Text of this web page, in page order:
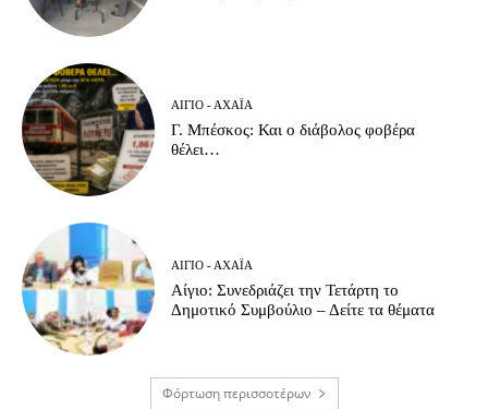
ΑΊΓΙΟ - ΑΧΑΪ́Α
Γ. Μπέσκος: Και ο διάβολος φοβέρα
θέλει…
ΑΊΓΙΟ - ΑΧΑΪ́Α
Αίγιο: Συνεδριάζει την Τετάρτη το
Δημοτικό Συμβούλιο – Δείτε τα θέματα
Φόρτωση περισσοτέρων